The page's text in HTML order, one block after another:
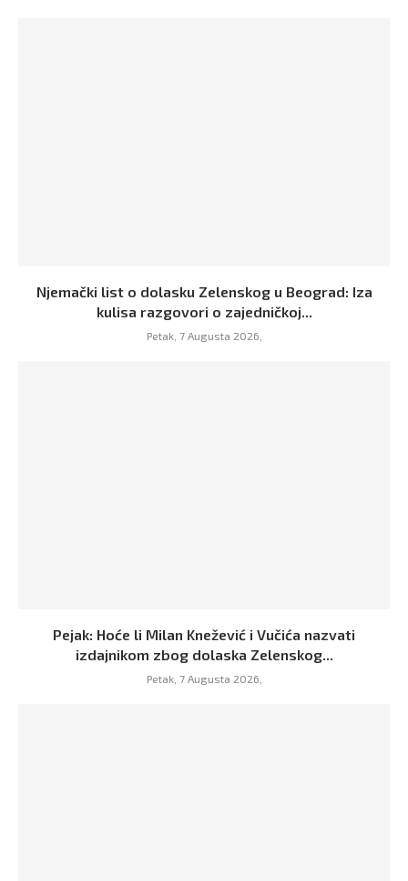
Njemački list o dolasku Zelenskog u Beograd: Iza
kulisa razgovori o zajedničkoj...
Petak, 7 Augusta 2026,
Pejak: Hoće li Milan Knežević i Vučića nazvati
izdajnikom zbog dolaska Zelenskog...
Petak, 7 Augusta 2026,